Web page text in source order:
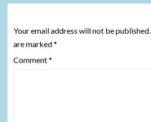
Your email address will not be published.
are marked*
Comment*